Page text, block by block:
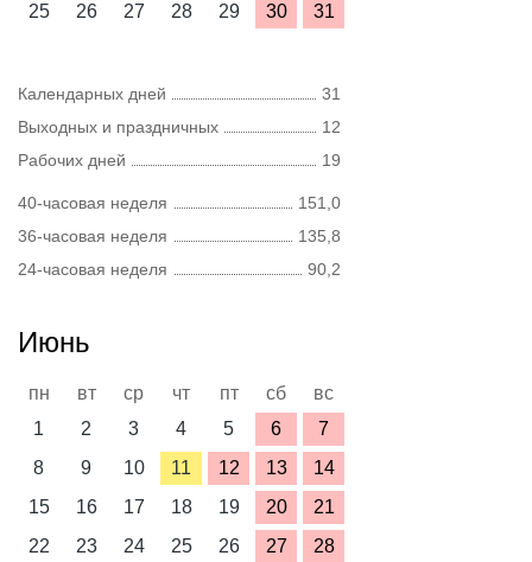
25
26 27 28 29 30 31
Календарных дней
31
Выходных и праздничных
12
Рабочих дней
19
40-часовая неделя
151,0
36-часовая неделя
135,8
24-часовая неделя
90,2
Июнь
пн вт ср чт пт сб
вс
1
2 3 4 5 6
7
8
9 10 11 12 13
14
15
16 17 18 19 20
21
22
23 24 25 26 27
28